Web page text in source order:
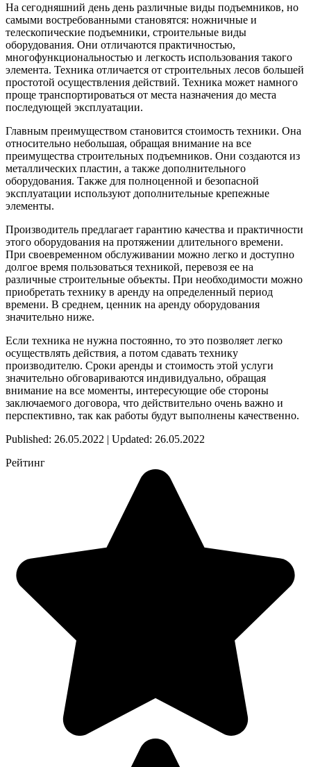
На сегодняшний день день различные виды подъемников, но
самыми востребованными становятся: ножничные и
телескопические подъемники, строительные виды
оборудования. Они отличаются практичностью,
многофункциональностью и легкость использования такого
элемента. Техника отличается от строительных лесов большей
простотой осуществления действий. Техника может намного
проще транспортироваться от места назначения до места
последующей эксплуатации.
Главным преимуществом становится стоимость техники. Она
относительно небольшая, обращая внимание на все
преимущества строительных подъемников. Они создаются из
металлических пластин, а также дополнительного
оборудования. Также для полноценной и безопасной
эксплуатации используют дополнительные крепежные
элементы.
Производитель предлагает гарантию качества и практичности
этого оборудования на протяжении длительного времени.
При своевременном обслуживании можно легко и доступно
долгое время пользоваться техникой, перевозя ее на
различные строительные объекты. При необходимости можно
приобретать технику в аренду на определенный период
времени. В среднем, ценник на аренду оборудования
значительно ниже.
Если техника не нужна постоянно, то это позволяет легко
осуществлять действия, а потом сдавать технику
производителю. Сроки аренды и стоимость этой услуги
значительно обговариваются индивидуально, обращая
внимание на все моменты, интересующие обе стороны
заключаемого договора, что действительно очень важно и
перспективно, так как работы будут выполнены качественно.
Published: 26.05.2022 | Updated: 26.05.2022
Рейтинг